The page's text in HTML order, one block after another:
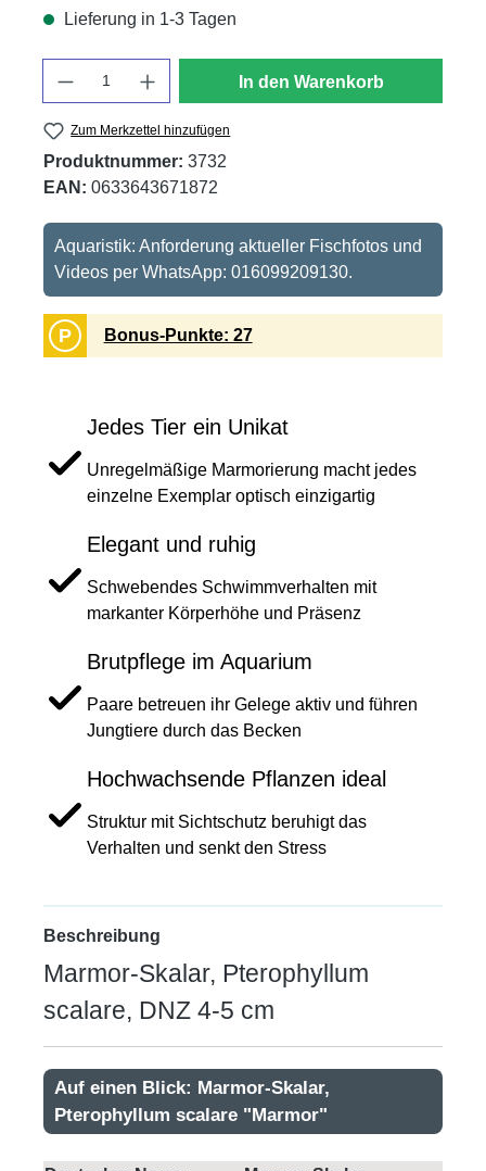
Lieferung in 1-3 Tagen
In den Warenkorb
Zum Merkzettel hinzufügen
Produktnummer: 3732
EAN: 0633643671872
Aquaristik: Anforderung aktueller Fischfotos und
Videos per WhatsApp: 016099209130.
P Bonus-Punkte: 27
Jedes Tier ein Unikat
Unregelmäßige Marmorierung macht jedes
einzelne Exemplar optisch einzigartig
Elegant und ruhig
Schwebendes Schwimmverhalten mit
markanter Körperhöhe und Präsenz
Brutpflege im Aquarium
Paare betreuen ihr Gelege aktiv und führen
Jungtiere durch das Becken
Hochwachsende Pflanzen ideal
Struktur mit Sichtschutz beruhigt das
Verhalten und senkt den Stress
Beschreibung
Marmor-Skalar, Pterophyllum
scalare, DNZ 4-5 cm
Auf einen Blick: Marmor-Skalar,
Pterophyllum scalare "Marmor"